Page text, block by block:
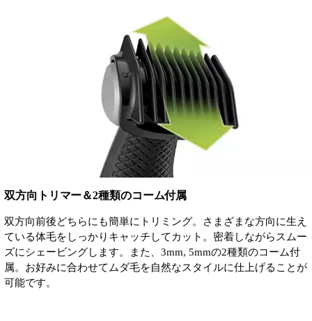
双方向トリマー＆2種類のコーム付属
双方向前後どちらにも簡単にトリミング。さまざまな方向に生え
ている体毛をしっかりキャッチしてカット。密着しながらスムー
ズにシェービングします。また、3mm, 5mmの2種類のコーム付
属。お好みに合わせてムダ毛を自然なスタイルに仕上げることが
可能です。